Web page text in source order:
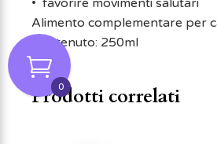
• favorire movimenti salutari
Alimento complementare per
Contenuto: 250ml
Prodotti correlati
0